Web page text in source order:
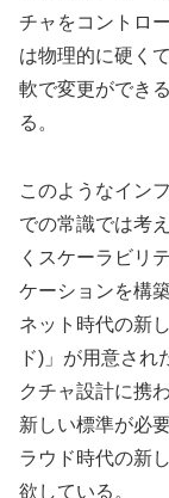
チャをコントロ
は物理的に硬く
軟で変更ができ
る。
このようなイン
での常識では考
くスケーラビリ
ケーションを構
ネット時代の新
ド)」が用意され
クチャ設計に携
新しい標準が必
ラウド時代の新
欲している。